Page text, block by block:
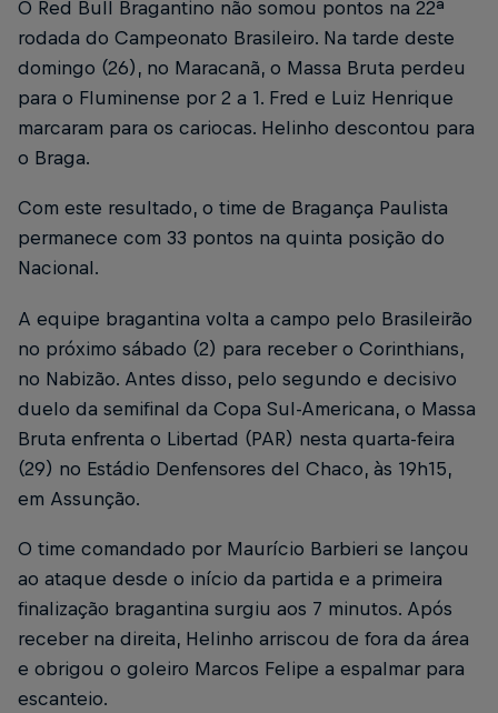
O Red Bull Bragantino não somou pontos na 22ª
rodada do Campeonato Brasileiro. Na tarde deste
domingo (26), no Maracanã, o Massa Bruta perdeu
para o Fluminense por 2 a 1. Fred e Luiz Henrique
marcaram para os cariocas. Helinho descontou para
o Braga.
Com este resultado, o time de Bragança Paulista
permanece com 33 pontos na quinta posição do
Nacional.
A equipe bragantina volta a campo pelo Brasileirão
no próximo sábado (2) para receber o Corinthians,
no Nabizão. Antes disso, pelo segundo e decisivo
duelo da semifinal da Copa Sul-Americana, o Massa
Bruta enfrenta o Libertad (PAR) nesta quarta-feira
(29) no Estádio Denfensores del Chaco, às 19h15,
em Assunção.
O time comandado por Maurício Barbieri se lançou
ao ataque desde o início da partida e a primeira
finalização bragantina surgiu aos 7 minutos. Após
receber na direita, Helinho arriscou de fora da área
e obrigou o goleiro Marcos Felipe a espalmar para
escanteio.